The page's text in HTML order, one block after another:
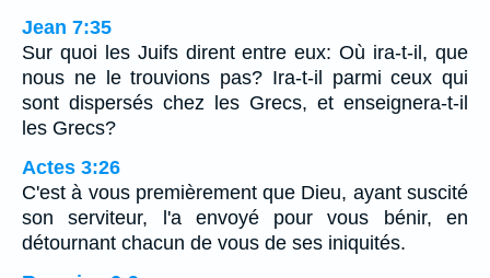
Jean 7:35
Sur quoi les Juifs dirent entre eux: Où ira-t-il, que
nous ne le trouvions pas? Ira-t-il parmi ceux qui
sont dispersés chez les Grecs, et enseignera-t-il
les Grecs?
Actes 3:26
C'est à vous premièrement que Dieu, ayant suscité
son serviteur, l'a envoyé pour vous bénir, en
détournant chacun de vous de ses iniquités.